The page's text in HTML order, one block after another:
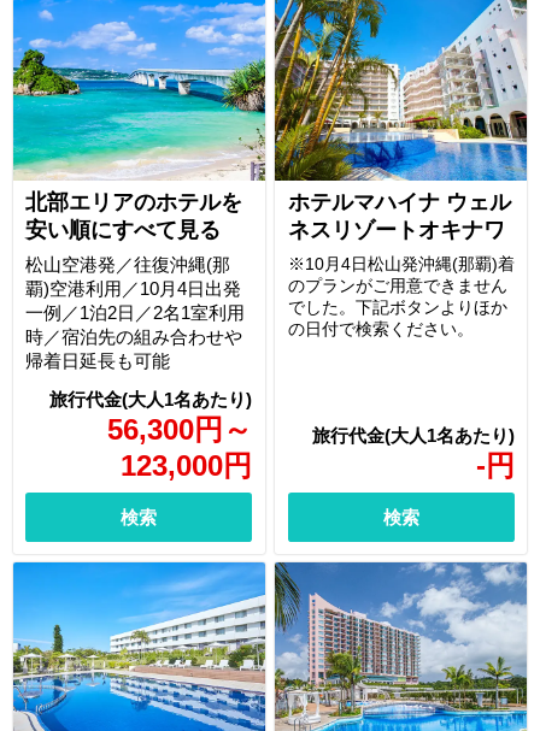
北部エリアのホテルを
安い順にすべて見る
56,300円 ～
123,000円
松山空港発／往復沖縄(那
覇)空港利用／10月4日出発
一例／1泊2日／2名1室利用
時／宿泊先の組み合わせや
帰着日延長も可能
検索
ホテルマハイナ ウェル
ネスリゾートオキナワ
- 円
※10月4日松山発沖縄(那覇)着
のプランがご用意できません
でした。下記ボタンよりほか
の日付で検索ください。
検索